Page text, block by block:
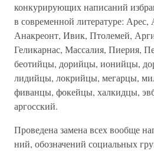
конкурирующих написаний
в современной литературе: Арес,
Анакреонт, Ивик, Птолемей,
Геликарнас, Массалия, Пиерия,
бео­тийцы, дорийцы, ионийцы,
лидийцы, локрийцы, мегарцы,
фиванцы, фокейцы, халкидцы,
аргосский.
Проведена замена всех вообще
ний, обозначений социальных